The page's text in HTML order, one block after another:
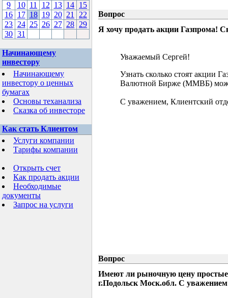
9
10 11 12 13 14 15
16 17 18 19 20 21
22
23 24 25 26 27 28 29
30 31
Начинающему
инвестору
Начинающему
инвестору о ценных
бумагах
Основы теханализа
Сказка об инвесторе
Как стать Клиентом
Услуги компании
Тарифы компании
Открыть счет
Как продать акции
Необходимые
документы
Запрос на услуги
Вопрос
Я хочу продать акции Газпрома!
Уважаемый Сергей!
Узнать сколько стоят акции
Валютной Бирже (ММВБ)
С уважением, Клиентский
Вопрос
Имеют ли рыночную цену
г.Подольск Моск.обл. С